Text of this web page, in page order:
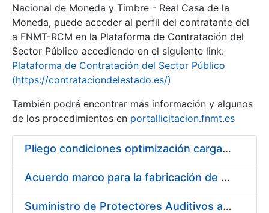
Erakutsi/Ezkutatu
Erakutsi/Ezkutatu
Nacional de Moneda y Timbre - Real Casa de la
Moneda, puede acceder al perfil del contratante del
a FNMT-RCM en la Plataforma de Contratación del
Sector Público accediendo en el siguiente link:
Plataforma de Contratación del Sector Público
(https://contrataciondelestado.es/)
También podrá encontrar más información y algunos
de los procedimientos en portallicitacion.fnmt.es
Pliego condiciones optimización cargas compras firmado
Acuerdo marco para la fabricación de piezas
Suministro de Protectores Auditivos a medida para las personas trabajadoras de los Centros de Trabajo de Madrid y Burgos